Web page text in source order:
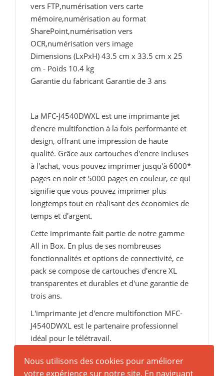
vers FTP,numérisation vers carte
mémoire,numérisation au format
SharePoint,numérisation vers
OCR,numérisation vers image
Dimensions (LxPxH) 43.5 cm x 33.5 cm x 25
cm - Poids 10.4 kg
Garantie du fabricant Garantie de 3 ans
La MFC-J4540DWXL est une imprimante jet
d'encre multifonction à la fois performante et
design, offrant une impression de haute
qualité. Grâce aux cartouches d'encre incluses
à l'achat, vous pouvez imprimer jusqu'à 6000*
pages en noir et 5000 pages en couleur, ce qui
signifie que vous pouvez imprimer plus
longtemps tout en réalisant des économies de
temps et d'argent.
Cette imprimante fait partie de notre gamme
All in Box. En plus de ses nombreuses
fonctionnalités et options de connectivité, ce
pack se compose de cartouches d'encre XL
transparentes et durables et d'une garantie de
trois ans.
L'imprimante jet d'encre multifonction MFC-
J4540DWXL est le partenaire professionnel
idéal pour le télétravail.
Nous utilisons des cookies pour améliorer
votre expérience sur notre site. En naviguant